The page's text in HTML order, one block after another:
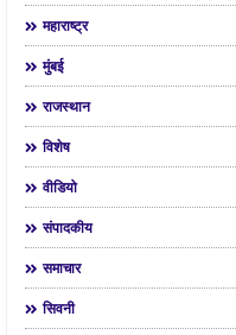
महाराष्ट्र
मुंबई
राजस्थान
विशेष
वीडियो
संपादकीय
समाचार
सिवनी